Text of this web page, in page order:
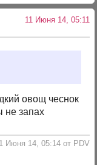
11 Июня 14, 05:11
овощ чеснок
не запах
Июня 14, 05:14 от PDV